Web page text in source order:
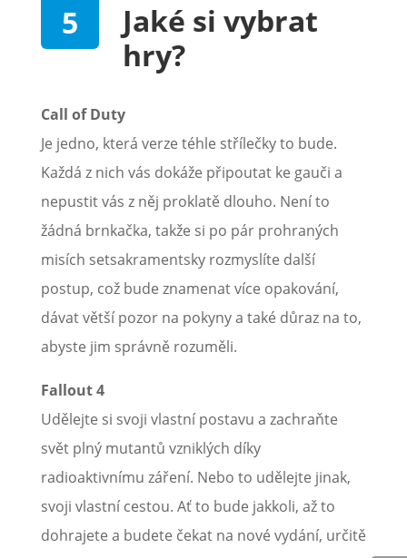
Jaké si vybrat
hry?
Call of Duty
Je jedno, která verze téhle střílečky to bude.
Každá z nich vás dokáže připoutat ke gauči a
nepustit vás z něj proklatě dlouho. Není to
žádná brnkačka, takže si po pár prohraných
misích setsakramentsky rozmyslíte další
postup, což bude znamenat více opakování,
dávat větší pozor na pokyny a také důraz na to,
abyste jim správně rozuměli.
Fallout 4
Udělejte si svoji vlastní postavu a zachraňte
svět plný mutantů vzniklých díky
radioaktivnímu záření. Nebo to udělejte jinak,
svoji vlastní cestou. Ať to bude jakkoli, až to
dohrajete a budete čekat na nové vydání, určitě